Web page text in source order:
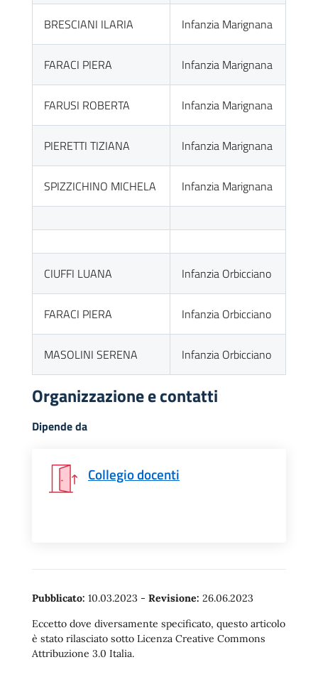
BRESCIANI ILARIA Infanzia Marignana
FARACI PIERA Infanzia Marignana
FARUSI ROBERTA Infanzia Marignana
PIERETTI TIZIANA Infanzia Marignana
SPIZZICHINO MICHELA Infanzia Marignana
CIUFFI LUANA Infanzia Orbicciano
FARACI PIERA Infanzia Orbicciano
MASOLINI SERENA Infanzia Orbicciano
Organizzazione e contatti
Dipende da
Collegio docenti
Pubblicato: 10.03.2023 - Revisione: 26.06.2023
Eccetto dove diversamente specificato, questo articolo
è stato rilasciato sotto Licenza Creative Commons
Attribuzione 3.0 Italia.